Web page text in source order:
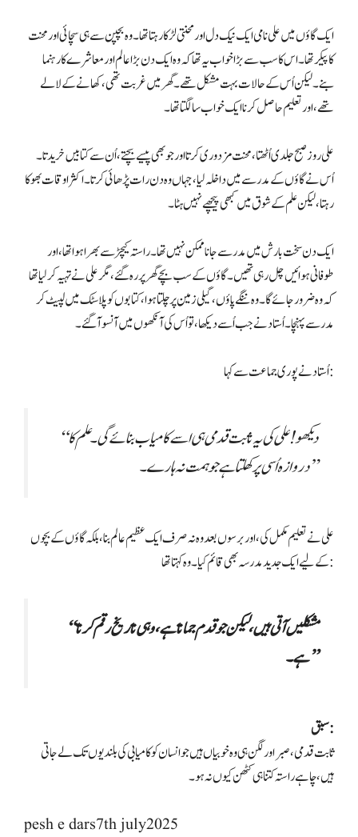
ایک گاؤں میں علی نامی ایک نیک دل اور محنتی لڑکا رہتا تھا۔ وہ بچپن سے ہی سچائی اور محنت
کا پیکر تھا۔ اس کا سب سے بڑا خواب یہ تھا کہ وہ ایک دن بڑا عالم اور معاشرے کا رہنما
بنے۔ لیکن اُس کے حالات بہت مشکل تھے۔ گھر میں غربت تھی، کھانے کے لالے
تھے، اور تعلیم حاصل کرنا ایک خواب سا لگتا تھا۔
علی روز صبح جلدی اُٹھتا، محنت مزدوری کرتا اور جو بھی پیسے بچتے، اُن سے کتابیں خریدتا۔
اُس نے گاؤں کے مدرسے میں داخلہ لیا، جہاں وہ دن رات پڑھائی کرتا۔ اکثر اوقات بھوکا
رہتا، لیکن علم کے شوق میں کبھی پیچھے نہیں ہٹا۔
ایک دن سخت بارش میں مدرسے جانا ممکن نہیں تھا۔ راستہ کیچڑ سے بھرا ہوا تھا، اور
طوفانی ہوائیں چل رہی تھیں۔ گاؤں کے سب بچے گھر پر رہ گئے، مگر علی نے تہیہ کر لیا تھا
کہ وہ ضرور جائے گا۔ وہ ننگے پاؤں، گیلی زمین پر چلتا ہوا، کتابوں کو پلاسٹک میں لپیٹ کر
مدرسے پہنچا۔ اُستاد نے جب اُسے دیکھا، تو اُس کی آنکھوں میں آنسو آ گئے۔
اُستاد نے پوری جماعت سے کہا:
“دیکھو! علی کی یہ ثابت قدمی ہی اسے کامیاب بنائے گی۔ علم کا
دروازہ اُسی پر کھلتا ہے جو ہمت نہ ہارے۔”
علی نے تعلیم مکمل کی، اور برسوں بعد وہ نہ صرف ایک عظیم عالم بنا، بلکہ گاؤں کے بچوں
کے لیے ایک جدید مدرسہ بھی قائم کیا۔ وہ کہتا تھا:
“مشکلیں آتی ہیں، لیکن جو قدم جماتا ہے، وہی تاریخ رقم کرتا
ہے۔”
سبق:
ثابت قدمی، صبر اور لگن ہی وہ خوبیاں ہیں جو انسان کو کامیابی کی بلندیوں تک لے جاتی
ہیں، چاہے راستہ کتنا ہی کٹھن کیوں نہ ہو۔
pesh e dars7th july2025